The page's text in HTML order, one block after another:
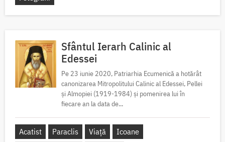
Sfântul Ierarh Calinic al
Edessei
Pe 23 iunie 2020, Patriarhia Ecumenică a hotărât
canonizarea Mitropolitului Calinic al Edessei, Pellei
și Almopiei (1919-1984) și pomenirea lui în
fiecare an la data de...
Acatist Paraclis Viață
Icoane